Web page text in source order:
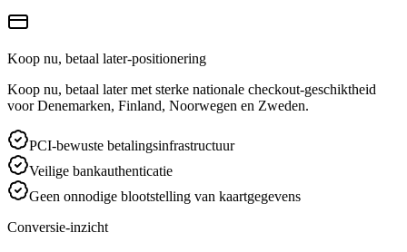
Koop nu, betaal later-positionering
Koop nu, betaal later met sterke nationale checkout-geschiktheid
voor Denemarken, Finland, Noorwegen en Zweden.
PCI-bewuste betalingsinfrastructuur
Veilige bankauthenticatie
Geen onnodige blootstelling van kaartgegevens
Conversie-inzicht